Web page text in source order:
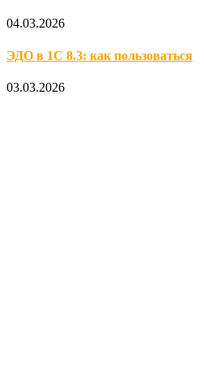
04.03.2026
ЭДО в 1С 8.3: как пользоваться
03.03.2026